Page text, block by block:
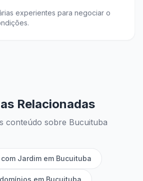
experientes para negociar o
Relacionadas
conteúdo sobre Bucuituba
Jardim em Bucuituba
em Bucuituba